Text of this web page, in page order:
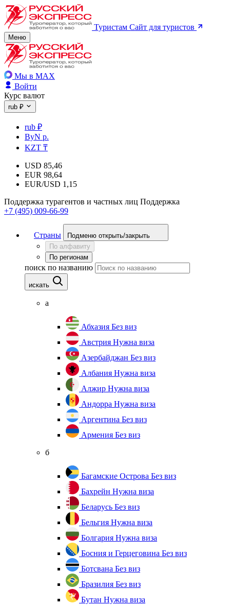
Туристам Сайт для туристов
Меню
Мы в MAX
Войти
Курс валют
rub ₽
rub ₽
ByN р.
KZT ₸
USD 85,46
EUR 98,64
EUR/USD 1,15
Поддержка турагентов и частных лиц Поддержка
+7 (495) 009-66-99
Страны
Подменю открыть/закрыть
По алфавиту
По регионам
поиск по названию
искать
а
Абхазия Без виз
Австрия Нужна виза
Азербайджан Без виз
Албания Нужна виза
Алжир Нужна виза
Андорра Нужна виза
Аргентина Без виз
Армения Без виз
б
Багамские Острова Без виз
Бахрейн Нужна виза
Беларусь Без виз
Бельгия Нужна виза
Болгария Нужна виза
Босния и Герцеговина Без виз
Ботсвана Без виз
Бразилия Без виз
Бутан Нужна виза